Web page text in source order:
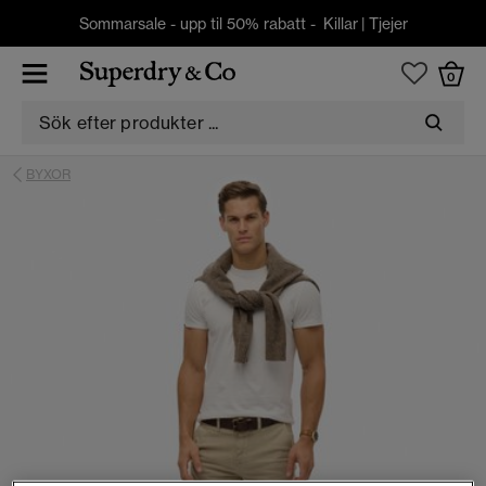
Sommarsale - upp til 50% rabatt - Killar| Tjejer
0
BYXOR